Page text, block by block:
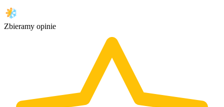
Zbieramy opinie